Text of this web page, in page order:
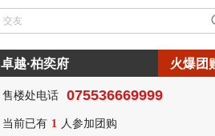
卓越·柏奕府 火爆团
售楼处电话 075536669999
当前已有 1 人参加团购